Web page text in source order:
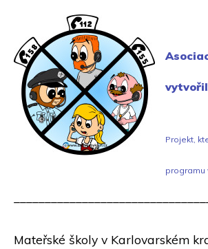
Projekt,
programu
Mateřské školy v Karlovarském